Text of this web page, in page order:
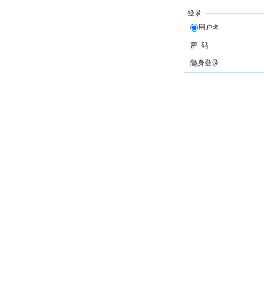
登录
用户名
密 码
隐身登录